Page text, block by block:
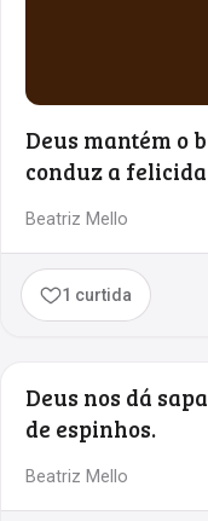
Deus mantém o
conduz a
Beatriz Mello
1 curtida
Deus nos dá
de espinhos.
Beatriz Mello